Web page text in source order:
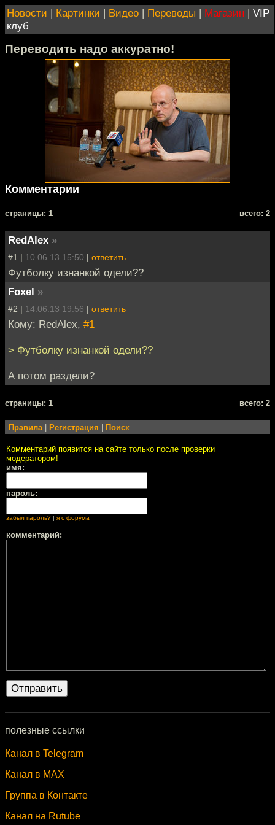
Новости | Картинки | Видео | Переводы | Магазин | VIP
клуб
Переводить надо аккуратно!
Комментарии
cтраницы: 1 всего: 2
RedAlex »
#1 | 10.06.13 15:50 | ответить
Футболку изнанкой одели??
Foxel »
#2 | 14.06.13 19:56 | ответить
Кому: RedAlex, #1
> Футболку изнанкой одели??
А потом раздели?
cтраницы: 1 всего: 2
Правила Регистрация Поиск
Комментарий появится на сайте только после проверки
модератором!
имя:
пароль:
забыл пароль? | я с форума
комментарий:
полезные ссылки
Канал в Telegram
Канал в MAX
Группа в Контакте
Канал на Rutube